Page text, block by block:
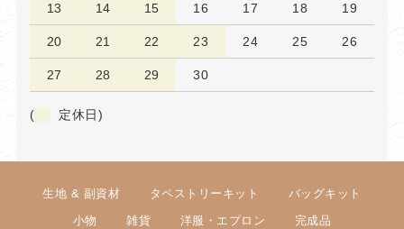
13 14 15 16 17 18 19
20 21 22 23 24 25 26
27 28 29 30
( 定休日)
生地 & 副資材 タペストリーキット バッグキット
小物 雑貨 洋服・エプロン 完成品